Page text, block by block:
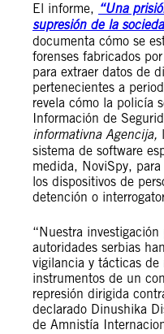
El informe, “Una
supresión de la
documenta cómo se
forenses fabricados
para extraer datos de
pertenecientes a
revela cómo la policía
Información de
informativna Agencija,
sistema de software
medida, NoviSpy,
los dispositivos de
detención o
“Nuestra
autoridades serbias
vigilancia y tácticas
instrumentos de un
represión dirigida
declarado Dinushika
de Amnistía